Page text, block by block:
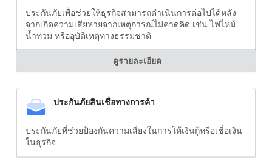
ประกันภัยเพื่อช่วยให้ธุรกิจสามารถดำเนินการต่อไปได้หลัง
จากเกิดความเสียหายจากเหตุการณ์ไม่คาดคิด เช่น ไฟไหม้
น้ำท่วม หรืออุบัติเหตุทางธรรมชาติ
ดูรายละเอียด
ประกันภัยสินเชื่อทางการค้า
ประกันภัยที่ช่วยป้องกันความเสี่ยงในการให้เงินกู้หรือเชื่อเงิน
ในธุรกิจ